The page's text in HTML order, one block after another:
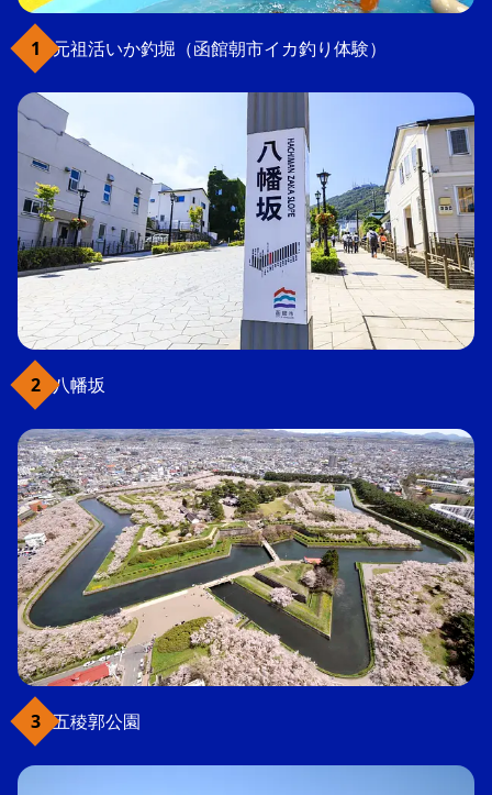
元祖活いか釣堀（函館朝市イカ釣り体験）
八幡坂
五稜郭公園